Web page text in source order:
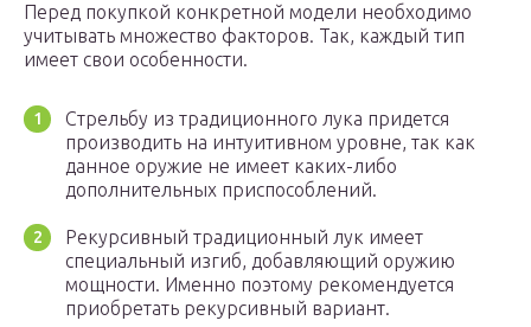
Перед покупкой конкретной модели необходимо
учитывать множество факторов. Так, каждый тип
имеет свои особенности.
Стрельбу из традиционного лука придется
производить на интуитивном уровне, так как
данное оружие не имеет каких-либо
дополнительных приспособлений.
Рекурсивный традиционный лук имеет
специальный изгиб, добавляющий оружию
мощности. Именно поэтому рекомендуется
приобретать рекурсивный вариант.